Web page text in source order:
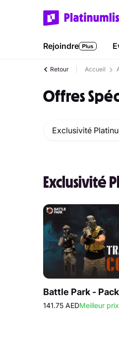
Rejoindre
Retour Accueil
Offres
Exclusivité
Exclusivité
Battle Park -
141.75 AEDMeilleur